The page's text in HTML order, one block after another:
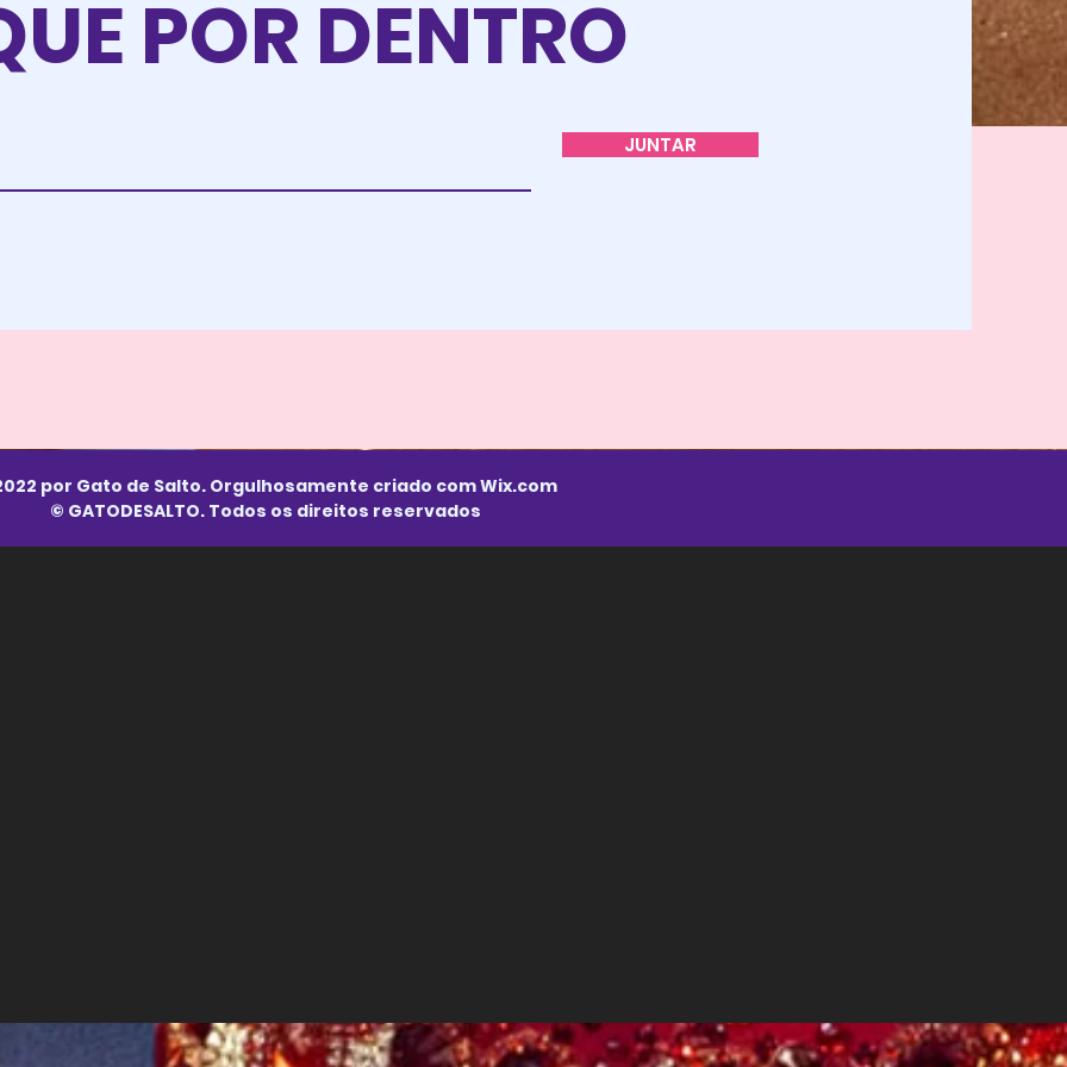
POR DENTRO
JUNTAR
por Gato de Salto. Orgulhosamente criado comWix.com
© GATODESALTO. Todos os direitos reservados